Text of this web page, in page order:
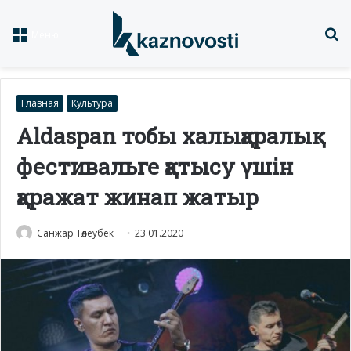
Главная Культура
Aldaspan тобы халықаралық
фестивальге қатысу үшін
қаражат жинап жатыр
Санжар Төлеубек 23.01.2020